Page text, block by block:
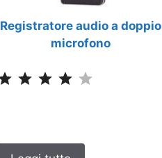
Registratore audio a doppio
microfono